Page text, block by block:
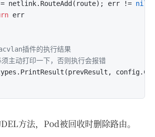
netlink.RouteAdd(route); err != nil
err
插件的执行结果
主动打印一下，否则执行会报错
方法，Pod被回收时删除路由。